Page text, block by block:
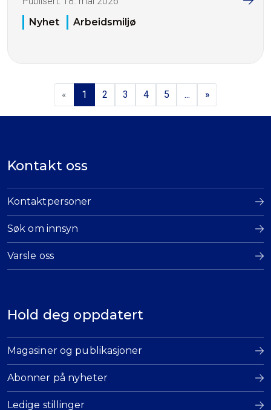
Nyhet
Arbeidsmiljø
« 1 2 3 4 5 ... »
Kontakt oss
Kontaktpersoner
Søk om innsyn
Varsle oss
Hold deg oppdatert
Magasiner og publikasjoner
Abonner på nyheter
Ledige stillinger